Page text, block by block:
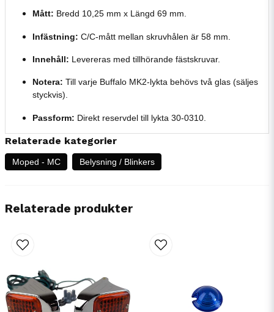
Mått: Bredd 10,25 mm x Längd 69 mm.
Infästning: C/C-mått mellan skruvhålen är 58 mm.
Innehåll: Levereras med tillhörande fästskruvar.
Notera: Till varje Buffalo MK2-lykta behövs två glas (säljes
styckvis).
Passform: Direkt reservdel till lykta 30-0310.
Relaterade kategorier
Moped - MC Belysning / Blinkers
Relaterade produkter